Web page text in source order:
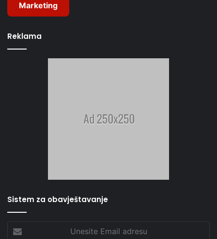
Marketing
Reklama
Sistem za obavještavanje
Unesite
Email